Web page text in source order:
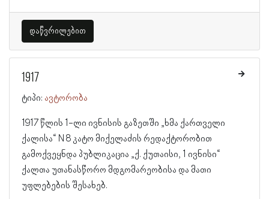
დაწვრილებით
1917
ტიპი: ავტორობა
1917 წლის 1-ლი ივნისის გაზეთში „ხმა ქართველი
ქალისა“ N 8 კატო მიქელაძის რედაქტორობით
გამოქვეყნდა პუბლიკაცია „ქ. ქუთაისი, 1 ივნისი“
ქალთა უთანასწორო მდგომარეობისა და მათი
უფლებების შესახებ.